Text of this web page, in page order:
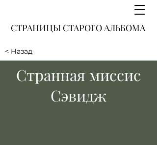
СТРАНИЦЫ СТАРОГО АЛЬБОМА
< Назад
Странная миссис
Сэвидж